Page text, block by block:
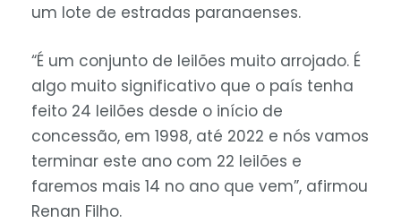
um lote de estradas paranaenses.
“É um conjunto de leilões muito arrojado. É
algo muito significativo que o país tenha
feito 24 leilões desde o início de
concessão, em 1998, até 2022 e nós vamos
terminar este ano com 22 leilões e
faremos mais 14 no ano que vem”, afirmou
Renan Filho.